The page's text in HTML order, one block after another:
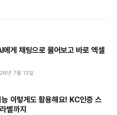
에게 채팅으로 물어보고 바로 엑셀
년 7월 13일
이렇게도 활용해요! KC인증 스
벨까지